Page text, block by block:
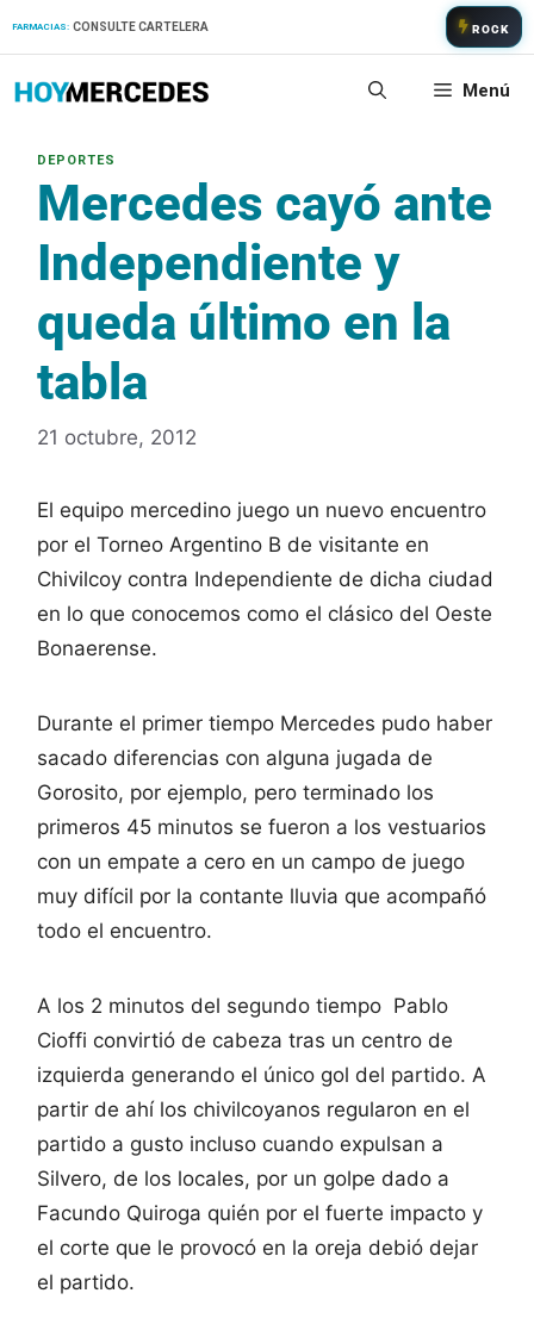
FARMACIAS: CONSULTE CARTELERA ROCK
Menú
Mercedes cayó ante
Independiente y
queda último en la
tabla
21 octubre, 2012
El equipo mercedino juego un nuevo encuentro
por el Torneo Argentino B de visitante en
Chivilcoy contra Independiente de dicha ciudad
en lo que conocemos como el clásico del Oeste
Bonaerense.
Durante el primer tiempo Mercedes pudo haber
sacado diferencias con alguna jugada de
Gorosito, por ejemplo, pero terminado los
primeros 45 minutos se fueron a los vestuarios
con un empate a cero en un campo de juego
muy difícil por la contante lluvia que acompañó
todo el encuentro.
A los 2 minutos del segundo tiempo Pablo
Cioffi convirtió de cabeza tras un centro de
izquierda generando el único gol del partido. A
partir de ahí los chivilcoyanos regularon en el
partido a gusto incluso cuando expulsan a
Silvero, de los locales, por un golpe dado a
Facundo Quiroga quién por el fuerte impacto y
el corte que le provocó en la oreja debió dejar
el partido.